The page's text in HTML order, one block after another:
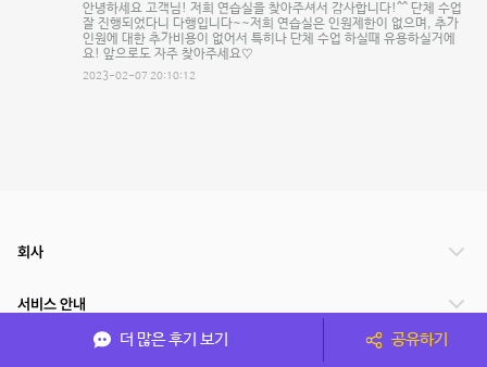
안녕하세요 고객님! 저희 연습실을 찾아주셔서 감사합니다!^^ 단체 수업
잘 진행되었다니 다행입니다~~저희 연습실은 인원제한이 없으며, 추가
인원에 대한 추가비용이 없어서 특히나 단체 수업 하실때 유용하실거에
요! 앞으로도 자주 찾아주세요♡
2023-02-07 20:10:12
더 많은 후기 보기 공유하기
회사
서비스 안내